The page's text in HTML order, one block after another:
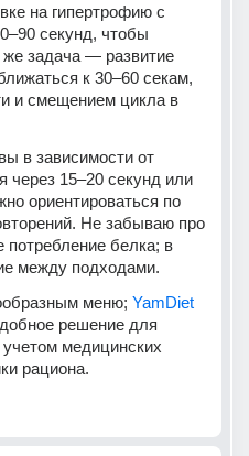
на гипертрофию с
секунд, чтобы
же задача — развитие
к 30–60 секам,
и смещением цикла в
в зависимости от
через 15–20 секунд или
ориентироваться по
Не забываю про
потребление белка; в
между подходами.
меню; YamDiet
решение для
медицинских
рациона.